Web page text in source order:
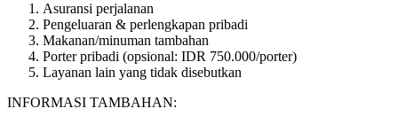
Asuransi perjalanan
Pengeluaran & perlengkapan pribadi
Makanan/minuman tambahan
Porter pribadi (opsional: IDR 750.000/porter)
Layanan lain yang tidak disebutkan
INFORMASI TAMBAHAN: